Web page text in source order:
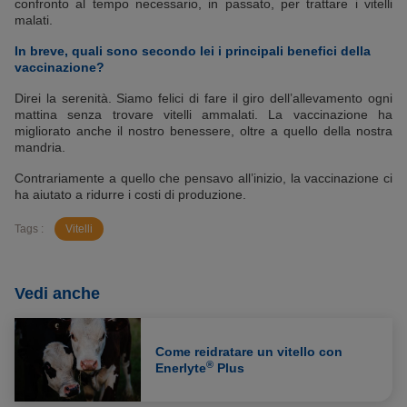
confronto al tempo necessario, in passato, per trattare i vitelli
malati.
In breve, quali sono secondo lei i principali benefici della
vaccinazione?
Direi la serenità. Siamo felici di fare il giro dell’allevamento ogni
mattina senza trovare vitelli ammalati. La vaccinazione ha
migliorato anche il nostro benessere, oltre a quello della nostra
mandria.
Contrariamente a quello che pensavo all’inizio, la vaccinazione ci
ha aiutato a ridurre i costi di produzione.
Tags : Vitelli
Vedi anche
Come reidratare un vitello con
Enerlyte®Plus